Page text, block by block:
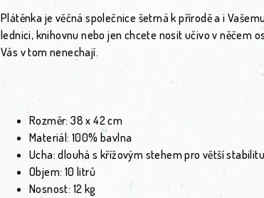
Plátěnka je věčná společnice šetrná k přírodě a i
lednici, knihovnu nebo jen chcete nosit učivo v něčem
Vás v tom nenechají.
Rozměr:38 x 42 cm
Materiál:100% bavlna
Ucha:dlouhá s křížovým stehem pro větší stabilitu
Objem: 10 litrů
Nosnost: 12 kg